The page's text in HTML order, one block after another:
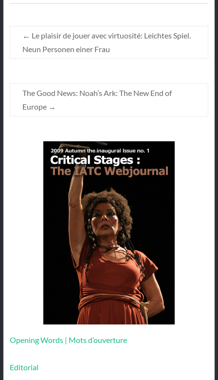
← Le plaisir de jouer avec virtuosité: Leichtes Spiel.
Neun Personen einer Frau
The Good News: Noah’s Ark: The New End of
Europe →
Opening Words | Mots d’ouverture
Editorial